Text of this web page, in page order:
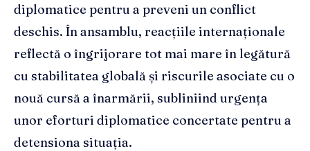
diplomatice pentru a preveni un conflict
deschis. În ansamblu, reacțiile internaționale
reflectă o îngrijorare tot mai mare în legătură
cu stabilitatea globală și riscurile asociate cu o
nouă cursă a înarmării, subliniind urgența
unor eforturi diplomatice concertate pentru a
detensiona situația.